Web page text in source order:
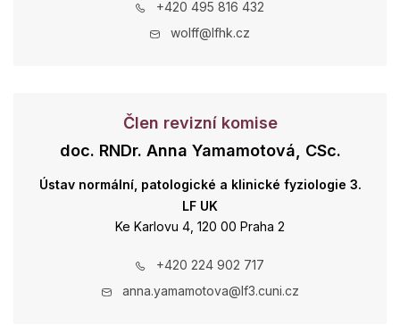
+420 495 816 432
wolff@lfhk.cz
Člen revizní komise
doc. RNDr. Anna Yamamotová, CSc.
Ústav normální, patologické a klinické fyziologie 3.
LF UK
Ke Karlovu 4, 120 00 Praha 2
+420 224 902 717
anna.yamamotova@lf3.cuni.cz